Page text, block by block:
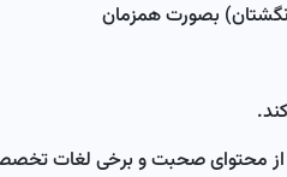
بصورت همزمان
محتوای صحبت و برخی لغات